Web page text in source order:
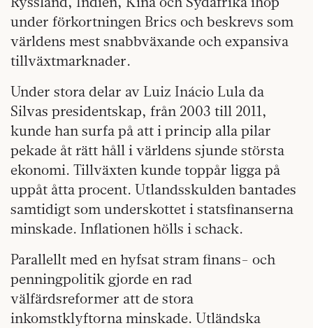
under förkortningen Brics och beskrevs som
världens mest snabbväxande och expansiva
tillväxtmarknader.
Under stora delar av Luiz Inácio Lula da
Silvas presidentskap, från 2003 till 2011,
kunde han surfa på att i princip alla pilar
pekade åt rätt håll i världens sjunde största
ekonomi. Tillväxten kunde toppår ligga på
uppåt åtta procent. Utlandsskulden bantades
samtidigt som underskottet i statsfinanserna
minskade. Inflationen hölls i schack.
Parallellt med en hyfsat stram finans- och
penningpolitik gjorde en rad
välfärdsreformer att de stora
inkomstklyftorna minskade. Utländska